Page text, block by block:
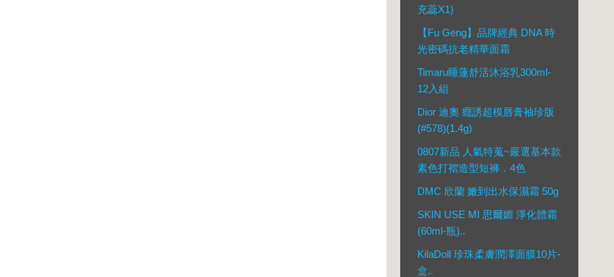
充蕊X1)
【Fu Geng】品牌經典 DNA 時
光密碼抗老精華面霜
Timaru睡蓮舒活沐浴乳300ml-
12入組
Dior 迪奧 癮誘超模唇膏袖珍版
(#578)(1.4g)
0807新品 人氣特蒐~嚴選基本款
素色打褶造型短褲．4色
DMC 欣蘭 嫩到出水保濕霜 50g
SKIN USE MI 思爾媚 淨化體霜
(60ml-瓶)..
KilaDoll 珍珠柔膚潤澤面膜10片-
盒..